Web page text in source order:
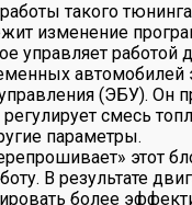
такого
изменение
управляет работой
автомобилей
(ЭБУ). Он
смесь
параметры.
этот
В результате
более